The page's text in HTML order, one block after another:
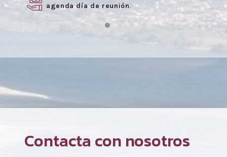
agenda día de reunión.
Contacta con nosotros